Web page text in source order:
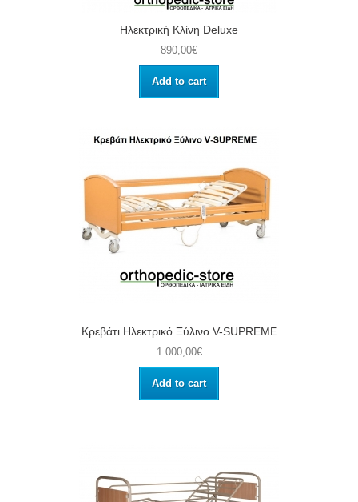
Ηλεκτρική Κλίνη Deluxe
890,00€
Add to cart
Κρεβάτι Ηλεκτρικό Ξύλινο V-SUPREME
1 000,00€
Add to cart